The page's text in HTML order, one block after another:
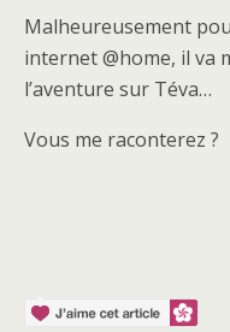
Malheureusement
internet @home, il va
l’aventure sur Téva…
Vous me raconterez ?